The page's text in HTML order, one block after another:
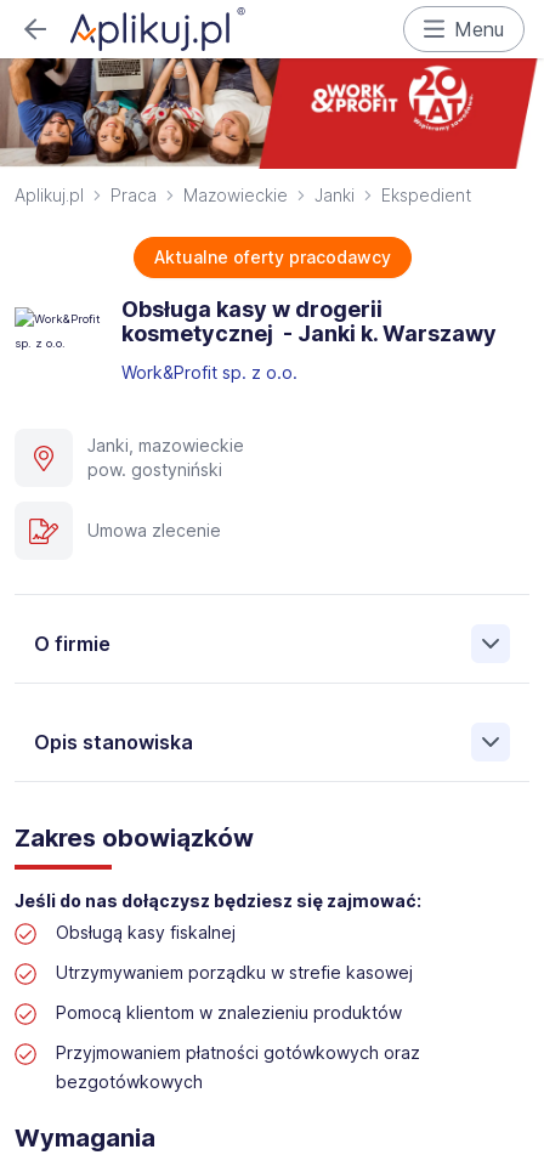
Menu
Aplikuj.pl Praca Mazowieckie Janki Ekspedient
Aktualne oferty pracodawcy
Obsługa kasy w drogerii
kosmetycznej ​ - Janki k. Warszawy
Work&Profit sp. z o.o.
Janki, mazowieckie
pow. gostyniński
Umowa zlecenie
O firmie
Opis stanowiska
Pośrednictwa Pracy i Doradztwa Personalnego Work &
Profit jest obecnie jedną z największych niezależnych
polskich agencji zatrudnienia. W ciągu wielu lat naszej
działalności daliśmy pracę przeszło 50 000 pracowników
w całym kraju. Skutecznie znajdujemy pracowników dla
największych firm, jak również małych rodzinnych
przedsiębiorstw w Polsce. Agencja jest wpisana pod nr
stanowisko:
Obsługa kasy w drogerii kosmetycznej
Lokalizacja:
Zakres obowiązków
Jeśli do nas dołączysz będziesz się zajmować:
Obsługą kasy fiskalnej
Utrzymywaniem porządku w strefie kasowej
Pomocą klientom w znalezieniu produktów
Przyjmowaniem płatności gotówkowych oraz
bezgotówkowych
Wymagania